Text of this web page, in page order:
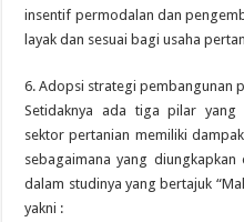
insentif permodalan dan
layak dan sesuai bagi usaha
6. Adopsi strategi pembangunan
Setidaknya ada tiga pilar yang
sektor pertanian memiliki
sebagaimana yang
dalam studinya yang bertajuk
yakni :